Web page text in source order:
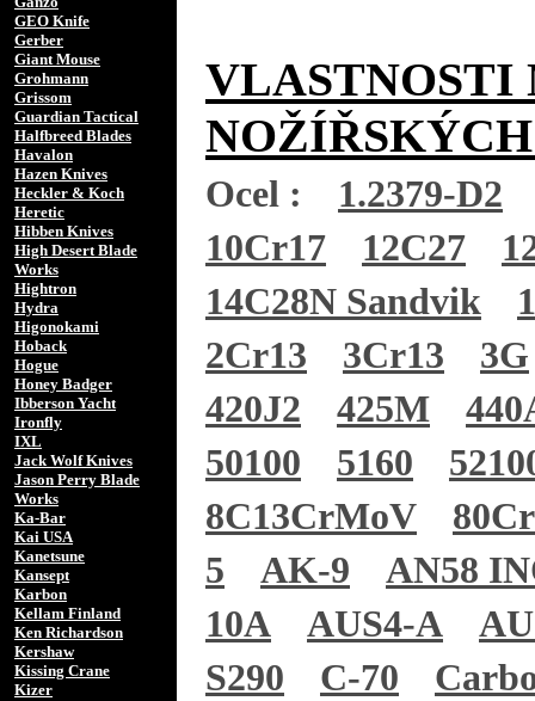
GEO Knife
Gerber
Giant Mouse
Grohmann
Grissom
Guardian Tactical
Halfbreed Blades
Havalon
Hazen Knives
Heckler & Koch
Heretic
Hibben Knives
High Desert Blade
Works
Hightron
Hydra
Higonokami
Hoback
Hogue
Honey Badger
Ibberson Yacht
Ironfly
IXL
Jack Wolf Knives
Jason Perry Blade
Works
Ka-Bar
Kai USA
Kanetsune
Kansept
Karbon
Kellam Finland
Ken Richardson
Kershaw
Kissing Crane
Kizer
VLASTNOSTI
Ocel :
1.2379-D2
10Cr17
12C27
14C28N Sandvik
2Cr13
3Cr13
3G
420J2
425M
50100
5160
8C13CrMoV
5
AK-9
AN58
10A
AUS4-A
S290
C-70